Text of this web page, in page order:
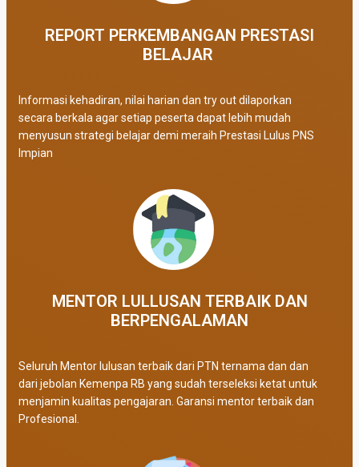
REPORT PERKEMBANGAN PRESTASI
BELAJAR ​
Informasi kehadiran, nilai harian dan try out dilaporkan
secara berkala agar setiap peserta dapat lebih mudah
menyusun strategi belajar demi meraih Prestasi Lulus PNS
Impian
MENTOR LULLUSAN TERBAIK DAN
BERPENGALAMAN
Seluruh Mentor lulusan terbaik dari PTN ternama dan dan
dari jebolan Kemenpa RB yang sudah terseleksi ketat untuk
menjamin kualitas pengajaran. Garansi mentor terbaik dan
Profesional.